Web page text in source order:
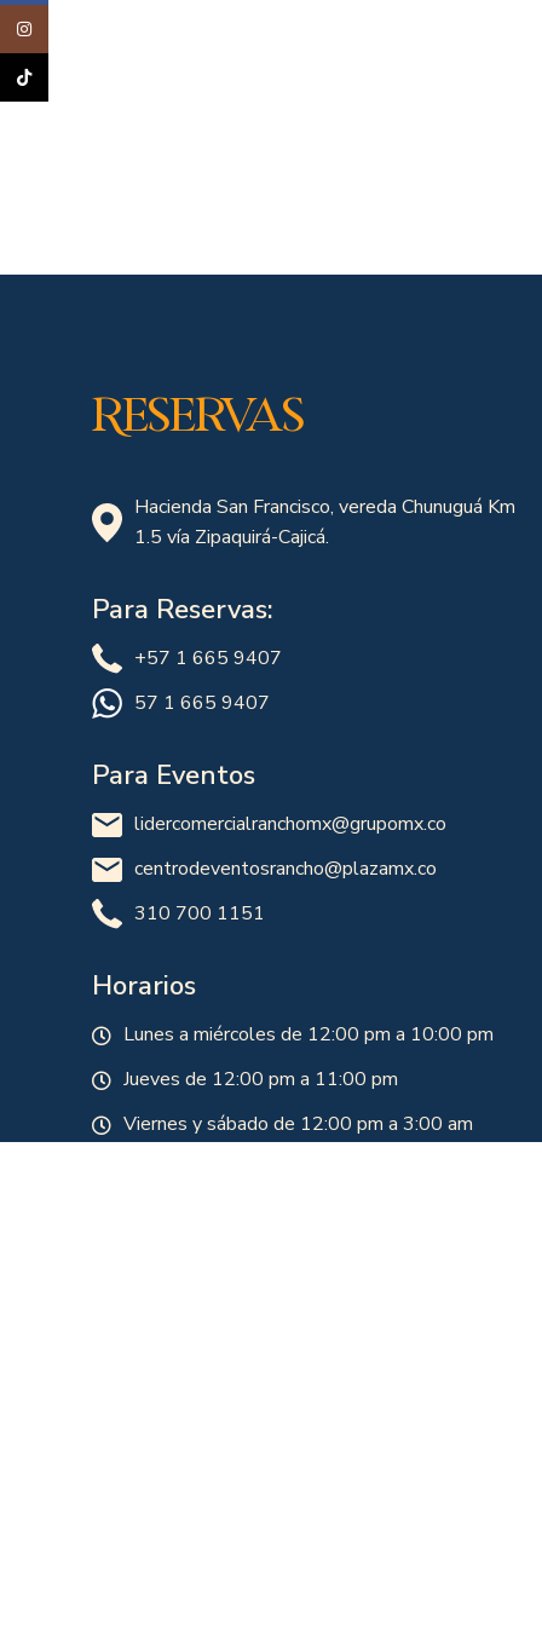
Reservas
Hacienda San Francisco, vereda Chunuguá Km
1.5 vía Zipaquirá-Cajicá.
Para Reservas:
+57 1 665 9407
57 1 665 9407
Para Eventos
lidercomercialranchomx@grupomx.co
centrodeventosrancho@plazamx.co
310 700 1151
Horarios
Lunes a miércoles de 12:00 pm a 10:00 pm
Jueves de 12:00 pm a 11:00 pm
Viernes y sábado de 12:00 pm a 3:00 am